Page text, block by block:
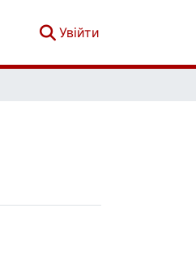
Увійти